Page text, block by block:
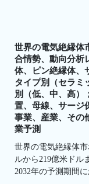
世界の電気絶縁体
合情勢、動向分析
体、ピン絶縁体、
タイプ別（セラミ
別（低、中、高）
置、母線、サージ
事業、産業、その
業予測
世界の電気絶縁体市
ルから219億米ドル
2032年の予測期間